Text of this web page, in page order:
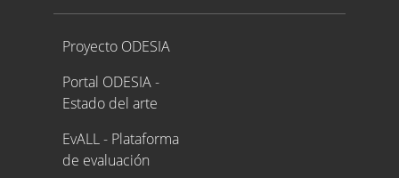
Proyecto ODESIA
Proyecto ODESIA
Portal ODESIA -
Estado del arte
EvALL - Plataforma
de evaluación